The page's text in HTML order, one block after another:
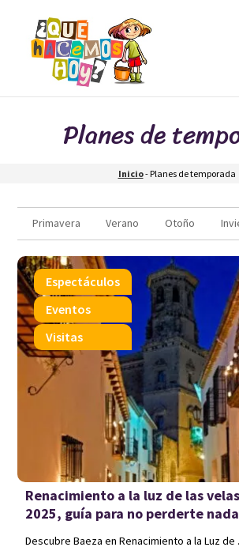
Planes de
Inicio- Planes de temporada
Primavera Verano Otoño
Renacimiento a la luz de las
2025, guía para no perderte nada
Espectáculos
Eventos
Visitas
Descubre Baeza en Renacimiento a la Luz de